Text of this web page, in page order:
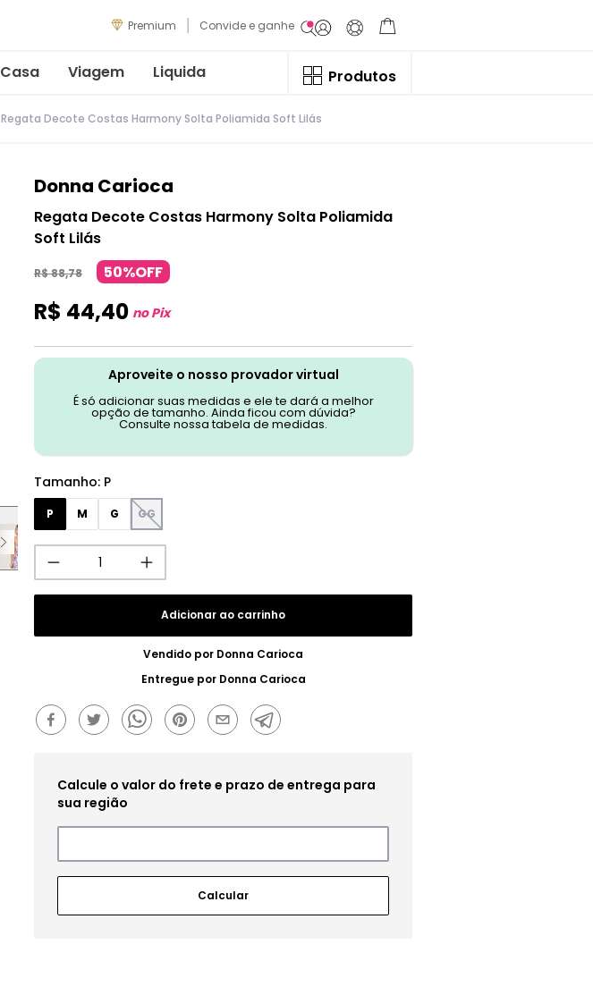
Premium Convide e ganhe
Casa Viagem Liquida Produtos
Regata Decote Costas Harmony Solta Poliamida Soft Lilás
Donna Carioca
Regata Decote Costas Harmony Solta Poliamida
Soft Lilás
R$88,78 50%OFF
R$ 44,40 no Pix
Aproveite o nosso provador virtual
É só adicionar suas medidas e ele te dará a melhor
opção de tamanho. Ainda ficou com dúvida?
Consulte nossa tabela de medidas.
Tamanho: P
P M G GG
Adicionar ao carrinho
Vendido por Donna Carioca
Entregue por Donna Carioca